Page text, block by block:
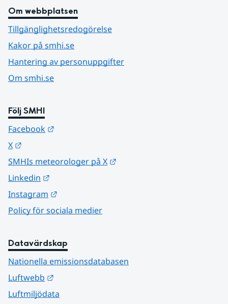
Om webbplatsen
Tillgänglighetsredogörelse
Kakor på smhi.se
Hantering av personuppgifter
Om smhi.se
Följ SMHI
Facebook
X
SMHIs meteorologer på X
Linkedin
Instagram
Policy för sociala medier
Datavärdskap
Nationella emissionsdatabasen
Luftwebb
Luftmiljödata